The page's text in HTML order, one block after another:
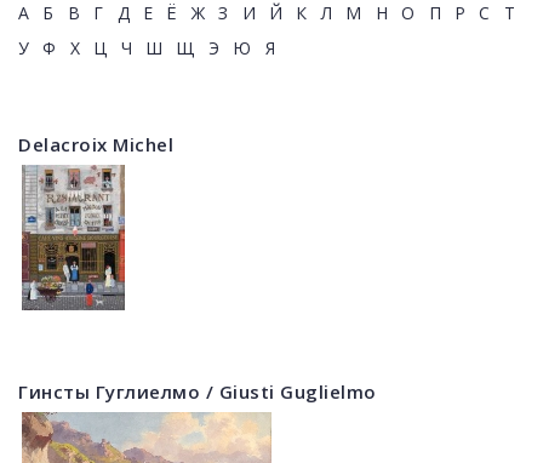
А
Б В Г Д Е Ё Ж З И Й К Л М Н О П Р С
Т
У
Ф Х Ц Ч Ш Щ Э Ю Я
Delacroix Michel
Гинсты Гуглиелмо / Giusti Guglielmo